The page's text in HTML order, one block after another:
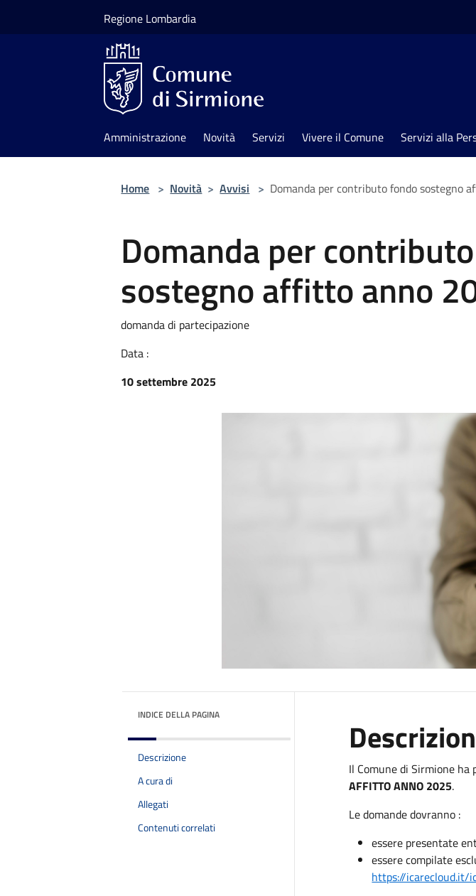
Regione Lombardia
Amministrazione Novità Servizi Vivere il Comune Servizi alla
Home > Novità > Avvisi > Domanda per contributo fondo sostegno
Domanda per
sostegno affitto anno
domanda di partecipazione
Data :
10 settembre 2025
INDICE DELLA PAGINA
Descrizione
A cura di
Allegati
Contenuti correlati
Il Comune di Sirmione
AFFITTO ANNO 2025.
Le domande dovranno :
essere presentate
essere compilate
https://icarecloud.it/